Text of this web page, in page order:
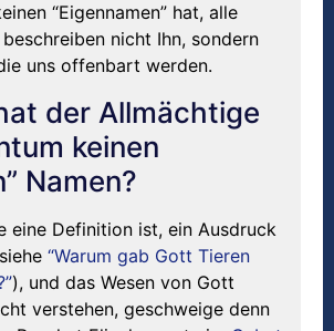
“Eigennamen” hat, alle
beschreiben nicht Ihn, sondern
uns offenbart werden.
der Allmächtige
keinen
Namen?
eine Definition ist, ein Ausdruck
“Warum gab Gott Tieren
), und das Wesen von Gott
verstehen, geschweige denn